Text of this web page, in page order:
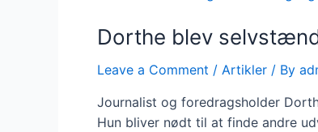
Dorthe blev
Leave a Comment / Artikler / By
Journalist og foredragsholder
Hun bliver nødt til at finde andre